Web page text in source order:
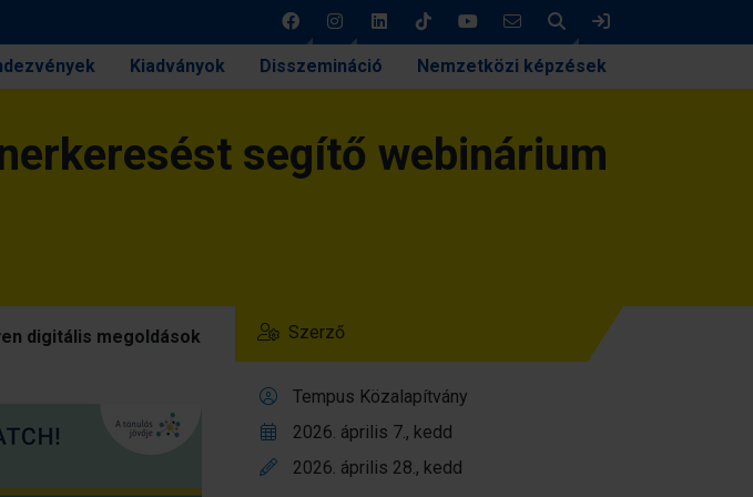
Keresés
Kiadványok Disszemináció Nemzetközi képzések
segítő webinárium
digitális megoldások
Szerző
Tempus Közalapítvány
2026. április 7., kedd
2026. április 28., kedd